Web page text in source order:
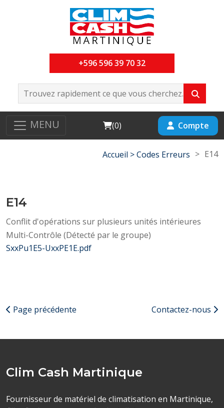
+596 596 39 70 32
MENU Cart
(0) Compte
Accueil >Codes Erreurs > E14
E14
Conflit d'opérations sur plusieurs unités intérieures
Multi-Contrôle (Détecté par le groupe)
SxxPu1E5-UxxPE1E.pdf
Page précédente Contactez-nous
Clim Cash Martinique
Fournisseur de matériel de climatisation en Martinique,